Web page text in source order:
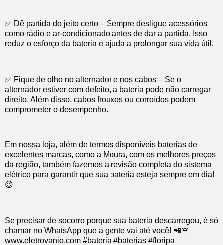
✅ Dê partida do jeito certo – Sempre desligue acessórios
como rádio e ar-condicionado antes de dar a partida. Isso
reduz o esforço da bateria e ajuda a prolongar sua vida útil.
✅ Fique de olho no alternador e nos cabos – Se o
alternador estiver com defeito, a bateria pode não carregar
direito. Além disso, cabos frouxos ou corroídos podem
comprometer o desempenho.
Em nossa loja, além de termos disponíveis baterias de
excelentes marcas, como a Moura, com os melhores preços
da região, também fazemos a revisão completa do sistema
elétrico para garantir que sua bateria esteja sempre em dia!
😉
Se precisar de socorro porque sua bateria descarregou, é só
chamar no WhatsApp que a gente vai até você! 📲🚨
www.eletrovanio.com #bateria #baterias #floripa